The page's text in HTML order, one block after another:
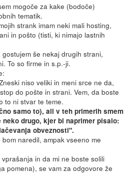
mogoče za kake (bodoče)
tematik.
strank imam neki mali hosting,
in pošto (tisti, ki nimajo lastnih
še nekaj drugih strani,
To so firme in s.p.-ji.
niso veliki in meni srce ne da,
do pošte in strani. Vem, da boste
to ni stvar te teme.
samo to), ali v teh primerih smem
drugo, kjer bi naprimer pisalo:
obveznosti".
naredil, ampak vseeno me
in da mi ne boste solili
pomena), se vam za odgovore že